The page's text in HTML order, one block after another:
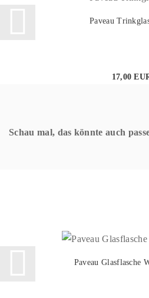
Paveau
17,00
Schau mal, das könnte auch
Paveau Glasflasche